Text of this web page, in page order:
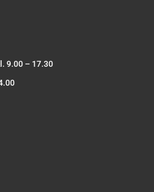
9.00 – 17.30